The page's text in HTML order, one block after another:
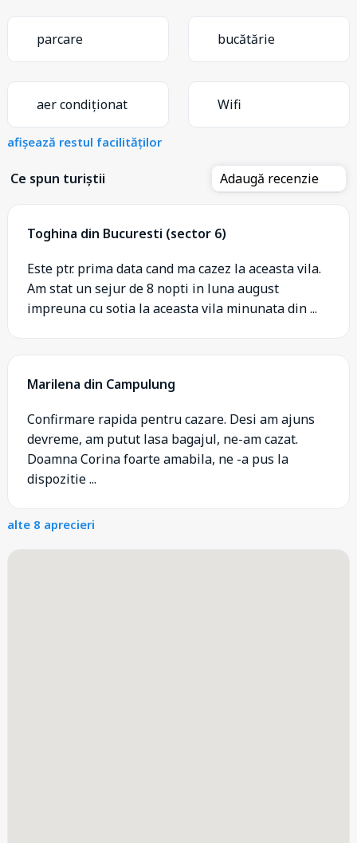
parcare bucătărie
aer condiționat Wifi
afișează restul facilităților
Ce spun turiștii Adaugă recenzie
Toghina din Bucuresti (sector 6)
Este ptr. prima data cand ma cazez la aceasta vila.
Am stat un sejur de 8 nopti in luna august
impreuna cu sotia la aceasta vila minunata din ...
Marilena din Campulung
Confirmare rapida pentru cazare. Desi am ajuns
devreme, am putut lasa bagajul, ne-am cazat.
Doamna Corina foarte amabila, ne -a pus la
dispozitie ...
alte 8 aprecieri